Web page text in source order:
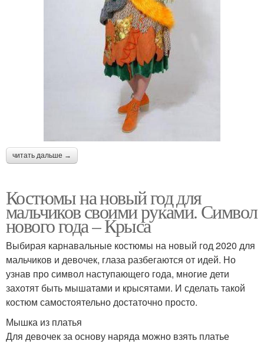
читать дальше →
Костюмы на новый год для
мальчиков своими руками. Символ
нового года – Крыса
Выбирая карнавальные костюмы на новый год 2020 для
мальчиков и девочек, глаза разбегаются от идей. Но
узнав про символ наступающего года, многие дети
захотят быть мышатами и крысятами. И сделать такой
костюм самостоятельно достаточно просто.
Мышка из платья
Для девочек за основу наряда можно взять платье